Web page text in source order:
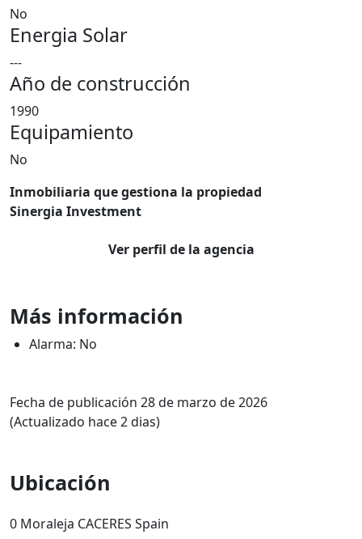
No
Energia Solar
---
Año de construcción
1990
Equipamiento
No
Inmobiliaria que gestiona la propiedad
Sinergia Investment
Ver perfil de la agencia
Más información
Alarma: No
Fecha de publicación 28 de marzo de 2026
(Actualizado hace 2 dias)
Ubicación
0 Moraleja CACERES Spain